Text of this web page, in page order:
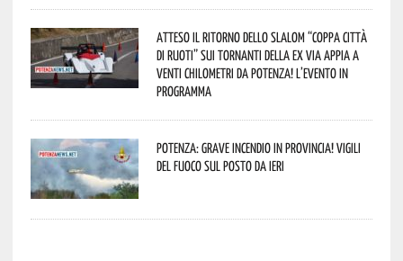
Atteso il ritorno dello slalom “Coppa Città
di Ruoti” sui tornanti della ex via Appia a
venti chilometri da Potenza! L’evento in
programma
Potenza: grave incendio in Provincia! Vigili
del fuoco sul posto da ieri